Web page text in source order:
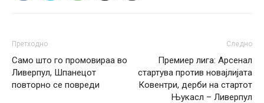
Претходно
Само што го промовираа во
Ливерпул, Шпанецот
повторно се повреди
Следно
Премиер лига: Арсенал
стартува против новајлијата
Ковентри, дерби на стартот
Њукасл – Ливерпул